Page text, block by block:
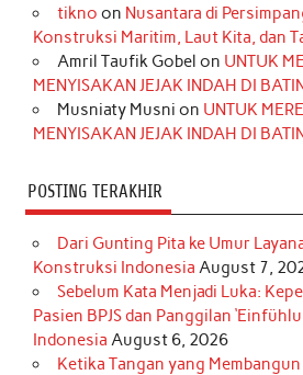
o
k
r
a
m
e
s
t
I
n
r
tikno on Nusantara di
Konstruksi Maritim, Laut Kita, dan
Amril Taufik Gobel on UNTUK
MENYISAKAN JEJAK INDAH DI
Musniaty Musni on UNTUK
MENYISAKAN JEJAK INDAH DI
POSTING TERAKHIR
Dari Gunting Pita ke Umur
Konstruksi Indonesia August 7,
Sebelum Kata Menjadi Luka:
Pasien BPJS dan Panggilan
Indonesia August 6, 2026
Ketika Tangan yang